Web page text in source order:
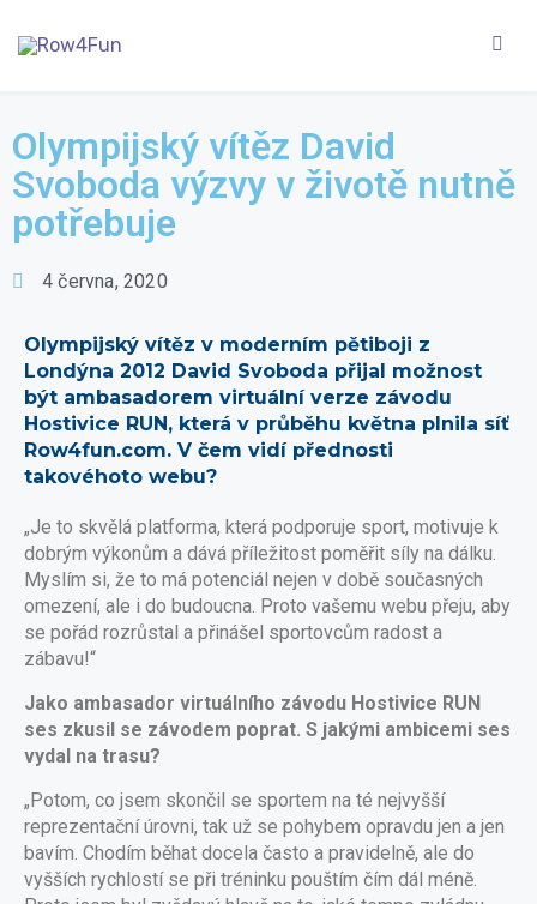
Olympijský vítěz David
Svoboda výzvy v životě nutně
potřebuje
4 června, 2020
Olympijský vítěz v moderním pětiboji z
Londýna 2012 David Svoboda přijal možnost
být ambasadorem virtuální verze závodu
Hostivice RUN, která v průběhu května plnila síť
Row4fun.com. V čem vidí přednosti
takovéhoto webu?
„Je to skvělá platforma, která podporuje sport, motivuje k
dobrým výkonům a dává příležitost poměřit síly na dálku.
Myslím si, že to má potenciál nejen v době současných
omezení, ale i do budoucna. Proto vašemu webu přeju, aby
se pořád rozrůstal a přinášel sportovcům radost a
zábavu!“
Jako ambasador virtuálního závodu Hostivice RUN
ses zkusil se závodem poprat. S jakými ambicemi ses
vydal na trasu?
„Potom, co jsem skončil se sportem na té nejvyšší
reprezentační úrovni, tak už se pohybem opravdu jen a jen
bavím. Chodím běhat docela často a pravidelně, ale do
vyšších rychlostí se při tréninku pouštím čím dál méně.